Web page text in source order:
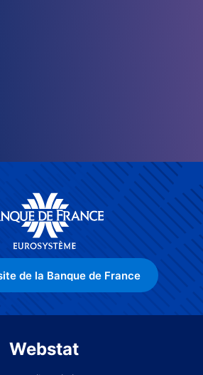
de la Banque de France
Webstat